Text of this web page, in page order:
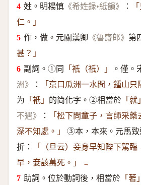
姓。明楊慎《希姓録•紙韻》 ：
仁。」
作，做。元關漢卿 《魯齋郎》 第
甚？」
副詞。①同 「衹（祇）」 。僅。
洲》
： 「京口瓜洲一水間，鍾山只
为 「衹」 的简化字。②相當於 「就」
不遇》
：
「松下問童子，言師采
深不知處。」
③本，本來。元馬致
折：
「（旦云）妾身早知陛下駕
早，妾該萬死。」
→
助詞。位於動詞後，相當於「著」